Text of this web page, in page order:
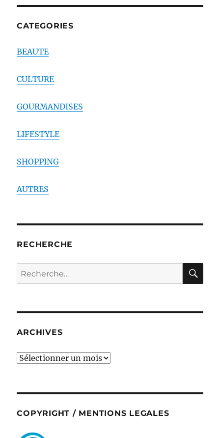
CATEGORIES
BEAUTE
CULTURE
GOURMANDISES
LIFESTYLE
SHOPPING
AUTRES
RECHERCHE
Recherche
pour :
ARCHIVES
ARCHIVES
COPYRIGHT / MENTIONS LEGALES